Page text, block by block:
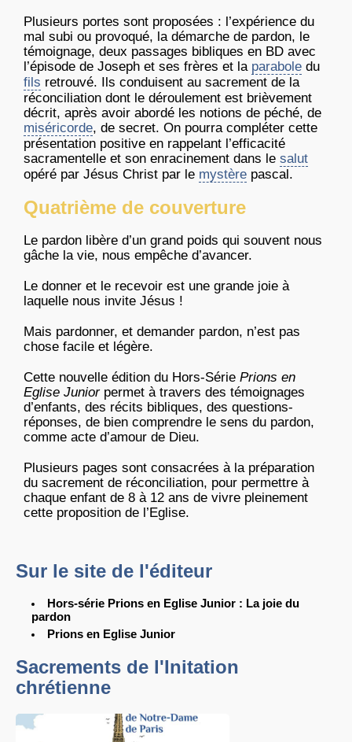
Plusieurs portes sont proposées : l’expérience du
mal subi ou provoqué, la démarche de pardon, le
témoignage, deux passages bibliques en BD avec
l’épisode de Joseph et ses frères et la parabole du
fils retrouvé. Ils conduisent au sacrement de la
réconciliation dont le déroulement est brièvement
décrit, après avoir abordé les notions de péché, de
miséricorde, de secret. On pourra compléter cette
présentation positive en rappelant l’efficacité
sacramentelle et son enracinement dans le salut
opéré par Jésus Christ par le mystère pascal.
Quatrième de couverture
Le pardon libère d’un grand poids qui souvent nous
gâche la vie, nous empêche d’avancer.
Le donner et le recevoir est une grande joie à
laquelle nous invite Jésus !
Mais pardonner, et demander pardon, n’est pas
chose facile et légère.
Cette nouvelle édition du Hors-Série Prions en
Eglise Juniorpermet à travers des témoignages
d’enfants, des récits bibliques, des questions-
réponses, de bien comprendre le sens du pardon,
comme acte d’amour de Dieu.
Plusieurs pages sont consacrées à la préparation
du sacrement de réconciliation, pour permettre à
chaque enfant de 8 à 12 ans de vivre pleinement
cette proposition de l’Eglise.
Sur le site de l'éditeur
Hors-série Prions en Eglise Junior : La joie du
pardon
Prions en Eglise Junior
Sacrements de l'Initation
chrétienne